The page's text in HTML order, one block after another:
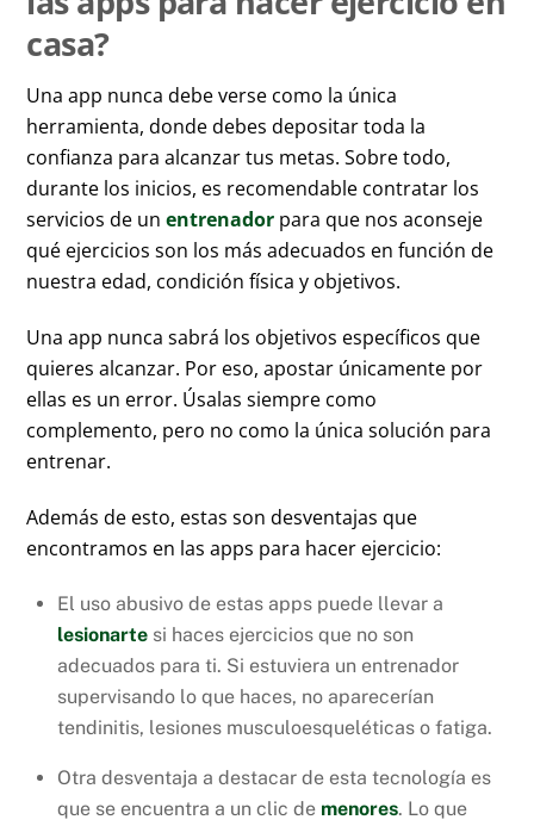
casa?
Una app nunca debe verse como la única
herramienta, donde debes depositar toda la
confianza para alcanzar tus metas. Sobre todo,
durante los inicios, es recomendable contratar los
servicios de unentrenador para que nos aconseje
qué ejercicios son los más adecuados en función de
nuestra edad, condición física y objetivos.
Una app nunca sabrá los objetivos específicos que
quieres alcanzar. Por eso, apostar únicamente por
ellas es un error. Úsalas siempre como
complemento, pero no como la única solución para
entrenar.
Además de esto, estas son desventajas que
encontramos en las apps para hacer ejercicio:
El uso abusivo de estas apps puede llevar a
lesionarte si haces ejercicios que no son
adecuados para ti. Si estuviera un entrenador
supervisando lo que haces, no aparecerían
tendinitis, lesiones musculoesqueléticas o fatiga.
Otra desventaja a destacar de esta tecnología es
que se encuentra a un clic de menores. Lo que